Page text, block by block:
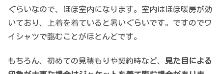
ぐらいなので、ほぼ室内になります。室内はほぼ暖房が効
いており、上着を着ていると暑いぐらいです。ですのでワ
イシャツで臨むことがほとんどです。
もちろん、初めての見積もりや契約時など、 見た目による